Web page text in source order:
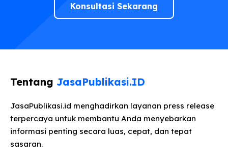
Konsultasi Sekarang
Tentang JasaPublikasi.ID
JasaPublikasi.id menghadirkan layanan press release
terpercaya untuk membantu Anda menyebarkan
informasi penting secara luas, cepat, dan tepat
sasaran.